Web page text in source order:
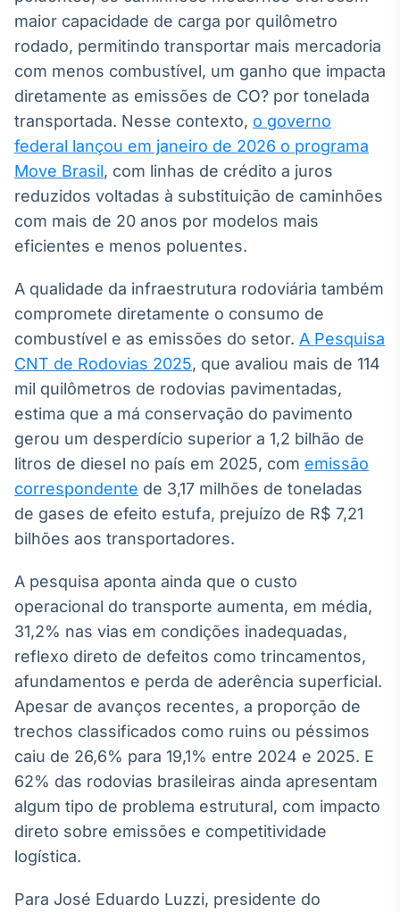
maior capacidade de carga por quilômetro
rodado, permitindo transportar mais mercadoria
com menos combustível, um ganho que impacta
diretamente as emissões de CO? por tonelada
transportada. Nesse contexto, o governo
federal lançou em janeiro de 2026 o programa
Move Brasil, com linhas de crédito a juros
reduzidos voltadas à substituição de caminhões
com mais de 20 anos por modelos mais
eficientes e menos poluentes.
A qualidade da infraestrutura rodoviária também
compromete diretamente o consumo de
combustível e as emissões do setor. A Pesquisa
CNT de Rodovias 2025, que avaliou mais de 114
mil quilômetros de rodovias pavimentadas,
estima que a má conservação do pavimento
gerou um desperdício superior a 1,2 bilhão de
litros de diesel no país em 2025, com emissão
correspondente de 3,17 milhões de toneladas
de gases de efeito estufa, prejuízo de R$ 7,21
bilhões aos transportadores.
A pesquisa aponta ainda que o custo
operacional do transporte aumenta, em média,
31,2% nas vias em condições inadequadas,
reflexo direto de defeitos como trincamentos,
afundamentos e perda de aderência superficial.
Apesar de avanços recentes, a proporção de
trechos classificados como ruins ou péssimos
caiu de 26,6% para 19,1% entre 2024 e 2025. E
62% das rodovias brasileiras ainda apresentam
algum tipo de problema estrutural, com impacto
direto sobre emissões e competitividade
logística.
Para José Eduardo Luzzi, presidente do